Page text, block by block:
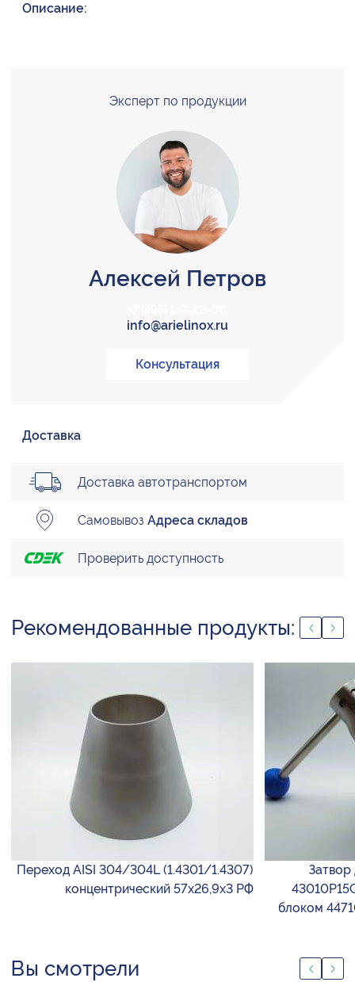
Описание:
Эксперт по продукции
Алексей Петров
info@arielinox.ru
Консультация
Доставка
Доставка автотранспортом
Самовывоз Адреса складов
Проверить доступность
Рекомендованные продукты:
Переход AISI 304/304L (1.4301/1.4307)
концентрический 57х26,9х3 РФ
блоком
Вы смотрели